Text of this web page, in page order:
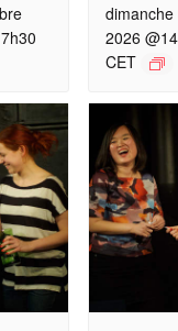
2026
CET